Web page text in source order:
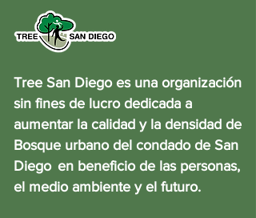
Tree San Diego es una organización
sin fines de lucro dedicada a
aumentar la calidad y la densidad de
Bosque urbano del condado de San
Diego en beneficio de las personas,
el medio ambiente y el futuro.